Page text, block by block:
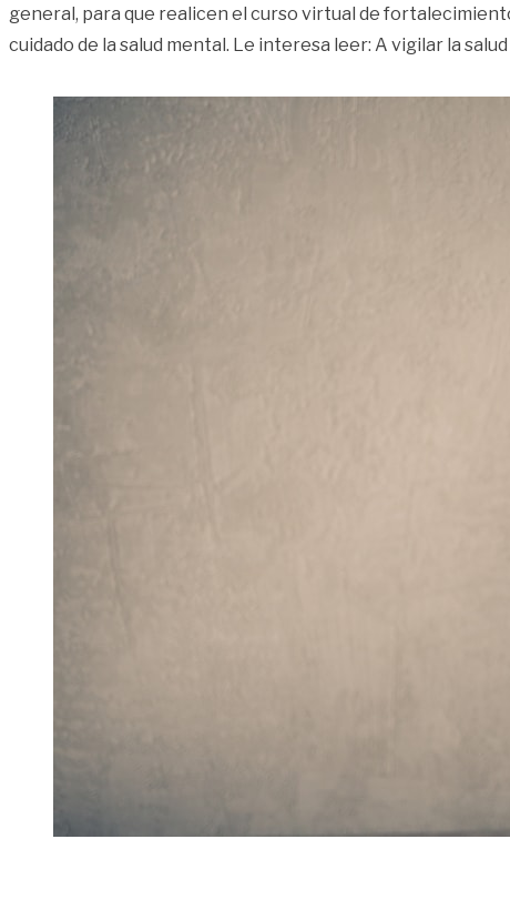
general, para que realicen el curso virtual de
cuidado de la salud mental. Le interesa leer: A vigilar la